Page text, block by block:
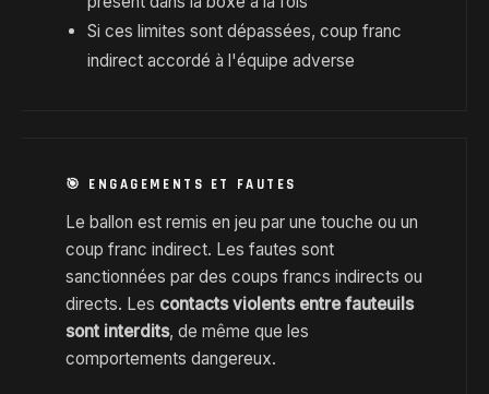
Si ces limites sont dépassées, coup franc
indirect accordé à l'équipe adverse
🎯 ENGAGEMENTS ET FAUTES
Le ballon est remis en jeu par une touche ou un
coup franc indirect. Les fautes sont
sanctionnées par des coups francs indirects ou
directs. Les contacts violents entre fauteuils
sont interdits, de même que les
comportements dangereux.